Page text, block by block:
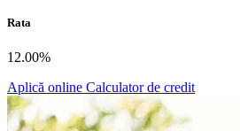
Rata
12.00%
Aplică online Calculator de credit